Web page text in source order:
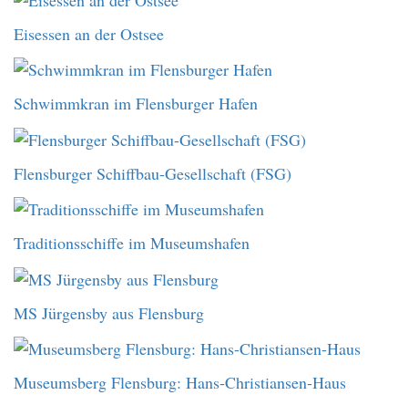
Eisessen an der Ostsee
Schwimmkran im Flensburger Hafen
Flensburger Schiffbau-Gesellschaft (FSG)
Traditionsschiffe im Museumshafen
MS Jürgensby aus Flensburg
Museumsberg Flensburg: Hans-Christiansen-Haus